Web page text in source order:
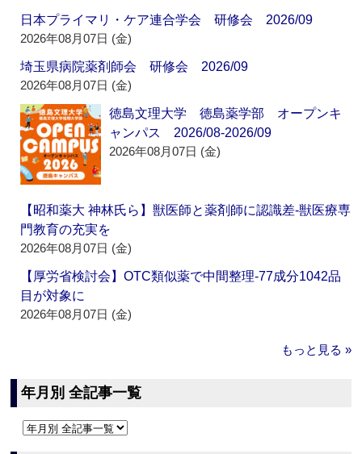
日本プライマリ・ケア連合学会 研修会 2026/09
2026年08月07日 (金)
埼玉県病院薬剤師会 研修会 2026/09
2026年08月07日 (金)
徳島文理大学 徳島薬学部 オープンキ
ャンパス 2026/08-2026/09
2026年08月07日 (金)
【昭和薬大 神林氏ら】獣医師と薬剤師に認識差‐獣医療専
門教育の充実を
2026年08月07日 (金)
【厚労省検討会】OTC類似薬で中間整理‐77成分1042品
目が対象に
2026年08月07日 (金)
もっと見る »
年月別 全記事一覧